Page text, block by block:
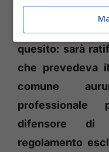
cucita dopo
sindaco di
quesito: sarà
che prevedeva
comune
professionale
difensore di
regolamento